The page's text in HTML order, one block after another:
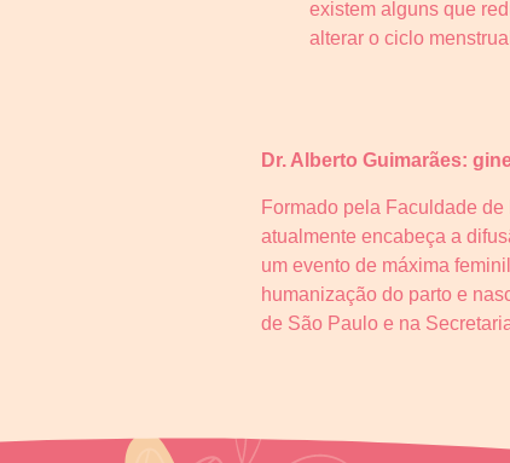
existem alguns que
alterar o ciclo
Dr. Alberto Guimarães:
Formado pela Faculdade
atualmente encabeça a
um evento de máxima
humanização do parto e
de São Paulo e na